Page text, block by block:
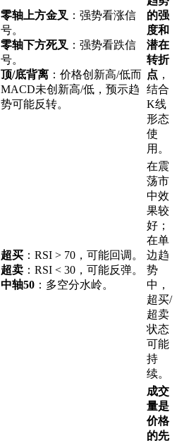
零轴上方金叉 ：强势看涨信
号。
零轴下方死叉 ：强势看跌信
号。
顶/底背离 ：价格创新高/低而
MACD未创新高/低，预示趋
势可能反转。
的强
度和
潜在
转折
点 ，
结合
K线
形态
使
用。
超买 ：RSI > 70，可能回调。
超卖 ：RSI < 30，可能反弹。
中轴50 ：多空分水岭。
在震
荡市
中效
果较
好；
在单
边趋
势
中，
超买/
超卖
状态
可能
持
续。
成交
量是
价格
的先